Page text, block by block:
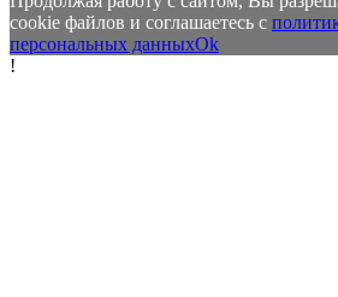
cookie файлов и соглашаетесь с
персональных данныхOk
!